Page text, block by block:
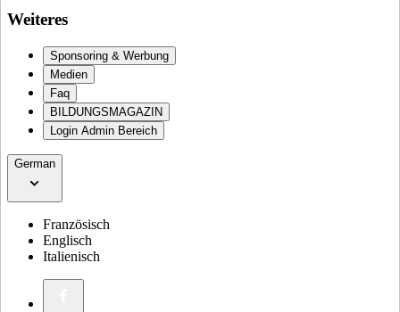
Weiteres
Sponsoring & Werbung
Medien
Faq
BILDUNGSMAGAZIN
Login Admin Bereich
German
Französisch
Englisch
Italienisch